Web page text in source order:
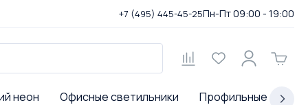
+7 (495) 445-45-25Пн-Пт 09:00 - 19:00
неон Офисные светильники Профильные